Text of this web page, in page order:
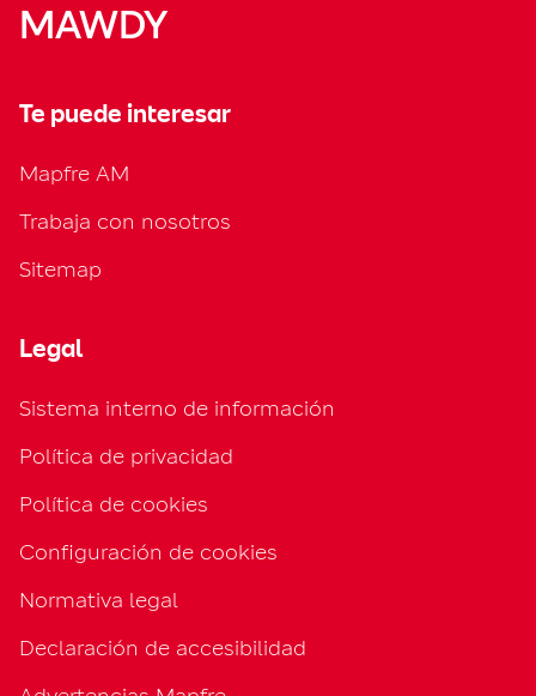
MAWDY
Te puede interesar
Mapfre AM
Trabaja con nosotros
Sitemap
Legal
Sistema interno de información
Política de privacidad
Política de cookies
Configuración de cookies
Normativa legal
Declaración de accesibilidad